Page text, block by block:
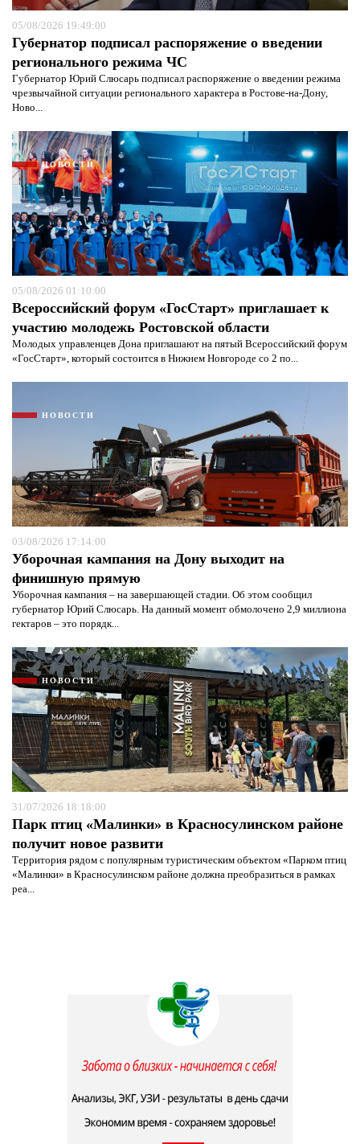
05/08/2026 19:49:00
Губернатор подписал распоряжение о введении
регионального режима ЧС
Губернатор Юрий Слюсарь подписал распоряжение о введении режима
чрезвычайной ситуации регионального характера в Ростове-на-Дону,
Ново...
НОВОСТИ
05/08/2026 01:10:00
Всероссийский форум «ГосСтарт» приглашает к
участию молодежь Ростовской области
Молодых управленцев Дона приглашают на пятый Всероссийский форум
«ГосСтарт», который состоится в Нижнем Новгороде со 2 по...
НОВОСТИ
03/08/2026 17:14:00
Уборочная кампания на Дону выходит на
финишную прямую
Уборочная кампания – на завершающей стадии. Об этом сообщил
губернатор Юрий Слюсарь. На данный момент обмолочено 2,9 миллиона
гектаров – это порядк...
НОВОСТИ
31/07/2026 18:18:00
Парк птиц «Малинки» в Красносулинском районе
получит новое развити
Территория рядом с популярным туристическим объектом «Парком птиц
«Малинки» в Красносулинском районе должна преобразиться в рамках
реа...
Я согласен с
защиты информации*
Я согласен сполитикой конфиденциальности и
защиты информации*